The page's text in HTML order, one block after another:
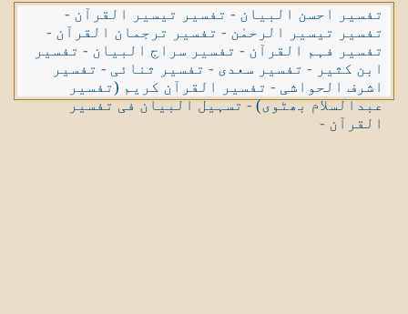
تفسیر احسن البیان - تفسیر تیسیر القرآن -
تفسیر تیسیر الرحمٰن - تفسیر ترجمان القرآن -
تفسیر فہم القرآن - تفسیر سراج البیان - تفسیر
ابن کثیر - تفسیر سعدی - تفسیر ثنائی - تفسیر
اشرف الحواشی - تفسیر القرآن کریم (تفسیر
عبدالسلام بھٹوی)-تسہیل البیان فی تفسیر
القرآن -